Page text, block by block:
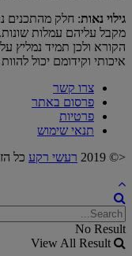
גילוי נאות: חלק מהתכנים
מקבל עליהם עמלות
הקורא ולכן תמיד נמליץ
איכותי וקידומם יכול
צרו קשר
פרסום באתר
פרטיות
תנאי שימוש
<© 2019
רעשי רקע כל
No Result